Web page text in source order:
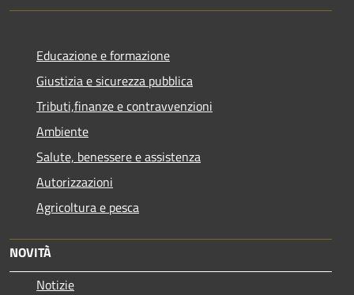
Educazione e formazione
Giustizia e sicurezza pubblica
Tributi,finanze e contravvenzioni
Ambiente
Salute, benessere e assistenza
Autorizzazioni
Agricoltura e pesca
NOVITÀ
Notizie